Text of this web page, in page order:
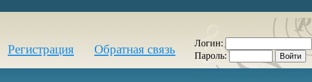
Регистрация Обратная связь
Логин:
Пароль: